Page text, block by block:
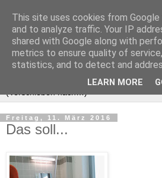
Freitag, 11. März 2016
Das soll...
This site uses cookies from
and to analyze traffic. Your IP
shared with Google along with
metrics to ensure quality of
statistics, and to detect and
LEARN MORE